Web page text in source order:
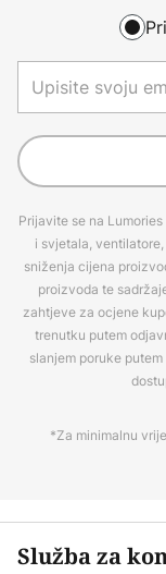
Prijavite se na
i svjetala,
sniženja cijena
proizvoda te
zahtjeve za ocjene
trenutku putem
slanjem poruke
*Za minimalnu
Služba za